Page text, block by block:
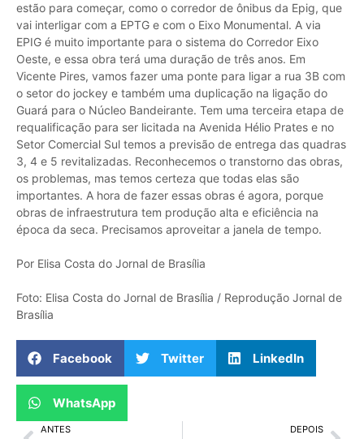
estão para começar, como o corredor de ônibus da Epig, que
vai interligar com a EPTG e com o Eixo Monumental. A via
EPIG é muito importante para o sistema do Corredor Eixo
Oeste, e essa obra terá uma duração de três anos. Em
Vicente Pires, vamos fazer uma ponte para ligar a rua 3B com
o setor do jockey e também uma duplicação na ligação do
Guará para o Núcleo Bandeirante. Tem uma terceira etapa de
requalificação para ser licitada na Avenida Hélio Prates e no
Setor Comercial Sul temos a previsão de entrega das quadras
3, 4 e 5 revitalizadas. Reconhecemos o transtorno das obras,
os problemas, mas temos certeza que todas elas são
importantes. A hora de fazer essas obras é agora, porque
obras de infraestrutura tem produção alta e eficiência na
época da seca. Precisamos aproveitar a janela de tempo.
Por Elisa Costa do Jornal de Brasília
Foto: Elisa Costa do Jornal de Brasília / Reprodução Jornal de
Brasília
Facebook Twitter LinkedIn
WhatsApp
ANTES DEPOIS